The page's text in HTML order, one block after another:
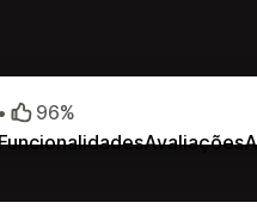
Avaliações
• 96%